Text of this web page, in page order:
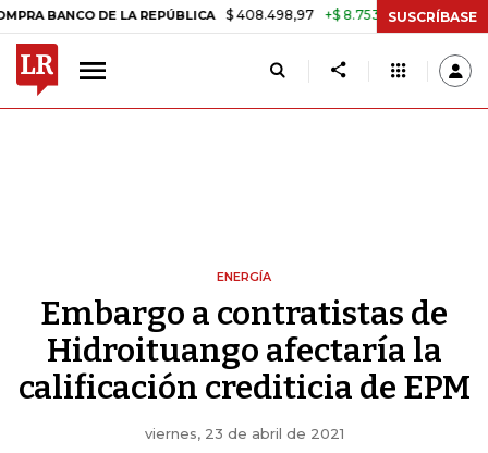
DE LA REPÚBLICA $ 408.498,97 +$ 8.753,81 +2,19% TASA DE
SUSCRÍBASE
ENERGÍA
Embargo a contratistas de
Hidroituango afectaría la
calificación crediticia de EPM
viernes, 23 de abril de 2021